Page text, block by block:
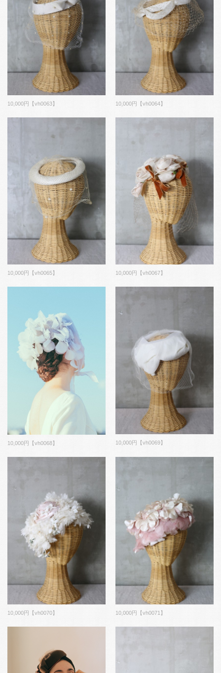
10,000円【vh0063】 10,000円【vh0064】
10,000円【vh0065】 10,000円【vh0067】
10,000円【vh0068】 10,000円【vh0069】
10,000円【vh0070】 10,000円【vh0071】